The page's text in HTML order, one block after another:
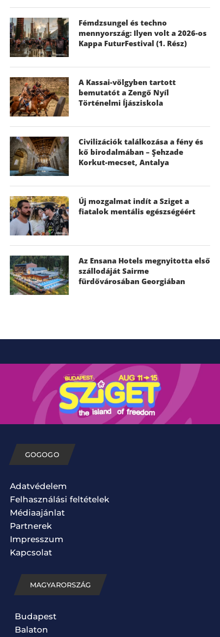
Fémdzsungel és techno
mennyország: Ilyen volt a 2026-os
Kappa FuturFestival (1. Rész)
A Kassai-völgyben tartott
bemutatót a Zengő Nyíl
Történelmi Íjásziskola
Civilizációk találkozása a fény és
kő birodalmában – Şehzade
Korkut-mecset, Antalya
Új mozgalmat indít a Sziget a
fiatalok mentális egészségéért
Az Ensana Hotels megnyitotta első
szállodáját Sairme
fürdővárosában Georgiában
GOGOGO
Adatvédelem
Felhasználási feltételek
Médiaajánlat
Partnerek
Impresszum
Kapcsolat
MAGYARORSZÁG
Budapest
Balaton